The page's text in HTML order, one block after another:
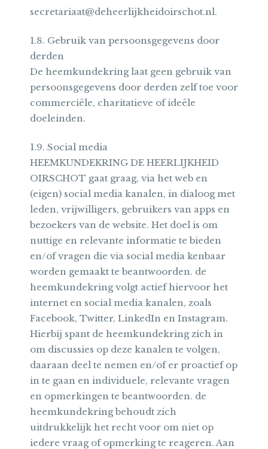
secretariaat@deheerlijkheidoirschot.nl.
1.8. Gebruik van persoonsgegevens door
derden
De heemkundekring laat geen gebruik van
persoonsgegevens door derden zelf toe voor
commerciële, charitatieve of ideële
doeleinden.
1.9. Social media
HEEMKUNDEKRING DE HEERLIJKHEID
OIRSCHOT gaat graag, via het web en
(eigen) social media kanalen, in dialoog met
leden, vrijwilligers, gebruikers van apps en
bezoekers van de website. Het doel is om
nuttige en relevante informatie te bieden
en/of vragen die via social media kenbaar
worden gemaakt te beantwoorden. de
heemkundekring volgt actief hiervoor het
internet en social media kanalen, zoals
Facebook, Twitter, LinkedIn en Instagram.
Hierbij spant de heemkundekring zich in
om discussies op deze kanalen te volgen,
daaraan deel te nemen en/of er proactief op
in te gaan en individuele, relevante vragen
en opmerkingen te beantwoorden. de
heemkundekring behoudt zich
uitdrukkelijk het recht voor om niet op
iedere vraag of opmerking te reageren. Aan